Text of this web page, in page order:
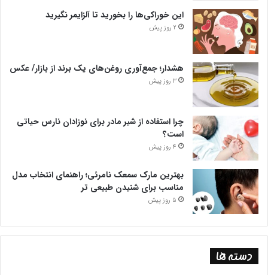
این خوراکی‌ها را بخورید تا آلزایمر نگیرید
2 روز پیش
هشدار؛ جمع‌آوری روغن‌های یک برند از بازار/ عکس
3 روز پیش
چرا استفاده از شیر مادر برای نوزادان نارس حیاتی
است؟
4 روز پیش
بهترین مارک سمعک نامرئی؛ راهنمای انتخاب مدل
مناسب برای شنیدن طبیعی تر
5 روز پیش
دسته ها